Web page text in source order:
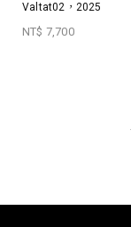
Valtat02，2025
NT$ 7,700